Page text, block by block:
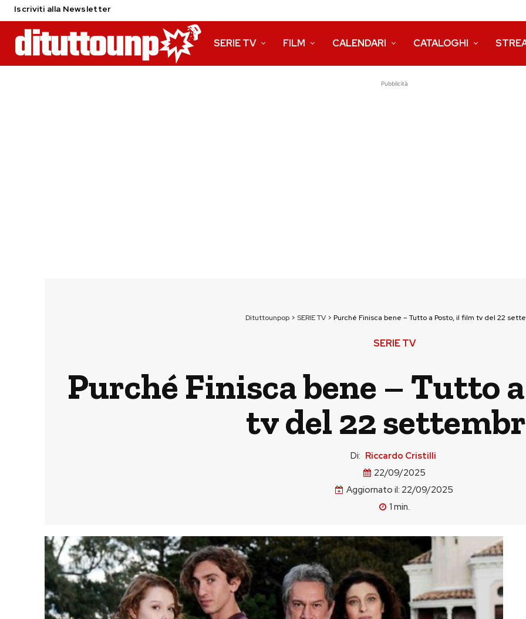
Iscriviti alla Newsletter
SERIE TV FILM CALENDARI CATALOGHI
Pubblicità
Dituttounpop> SERIE TV> Purché Finisca bene – Tutto a Posto, il film tv del 22
SERIE TV
Purché Finisca bene – Tutto
tv del 22
Di: Riccardo Cristilli
22/09/2025
Aggiornato il: 22/09/2025
1 min.